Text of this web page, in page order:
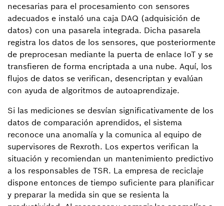
necesarias para el procesamiento con sensores
adecuados e instaló una caja DAQ (adquisición de
datos) con una pasarela integrada. Dicha pasarela
registra los datos de los sensores, que posteriormente
de preprocesan mediante la puerta de enlace IoT y se
transfieren de forma encriptada a una nube. Aquí, los
flujos de datos se verifican, desencriptan y evalúan
con ayuda de algoritmos de autoaprendizaje.
Si las mediciones se desvían significativamente de los
datos de comparación aprendidos, el sistema
reconoce una anomalía y la comunica al equipo de
supervisores de Rexroth. Los expertos verifican la
situación y recomiendan un mantenimiento predictivo
a los responsables de TSR. La empresa de reciclaje
dispone entonces de tiempo suficiente para planificar
y preparar la medida sin que se resienta la